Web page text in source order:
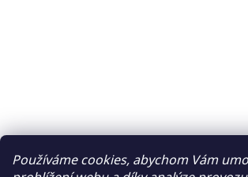
Používáme cookies, abychom Vám